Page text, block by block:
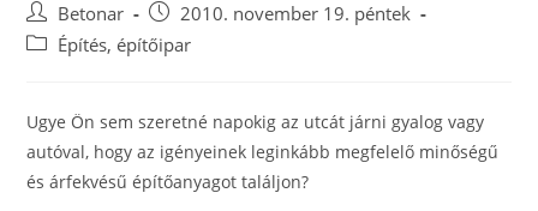
Post
author:
Betonar
Post
published:
2010. november 19. péntek
PostÉpítés, építőipar
Ugye Ön sem szeretné napokig az utcát járni gyalog vagy
autóval, hogy az igényeinek leginkább megfelelő minőségű
és árfekvésű építőanyagot találjon?